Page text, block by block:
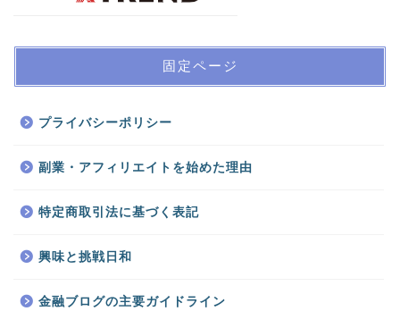
固定ページ
プライバシーポリシー
副業・アフィリエイトを始めた理由
特定商取引法に基づく表記
興味と挑戦日和
金融ブログの主要ガイドライン